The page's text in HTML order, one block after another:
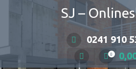
SJ –
0241 910
0